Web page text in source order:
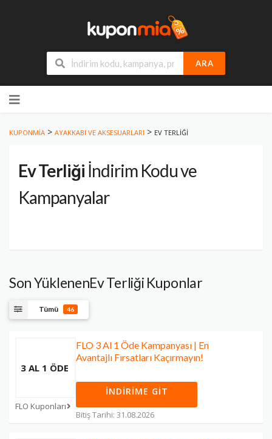
ARA
to
KUPONMIA > AYAKKABI VE AKSESUARLARI > EV TERLIĞI
Ev Terliği İndirim Kodu ve
Kampanyalar
Son YüklenenEv Terliği Kuponlar
Tümü 46
3 AL 1 ÖDE
FLO Kuponları
FLO 3 Al 1 Öde Kampanyası | En
Avantajlı Fırsatları Kaçırmayın!
İNDIRIME GIT
Bitiş Tarihi: 31.08.2026